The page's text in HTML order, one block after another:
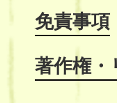
免責事項
著作権・